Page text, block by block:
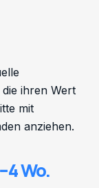
ihren Wert
mit
anziehen.
Wo.